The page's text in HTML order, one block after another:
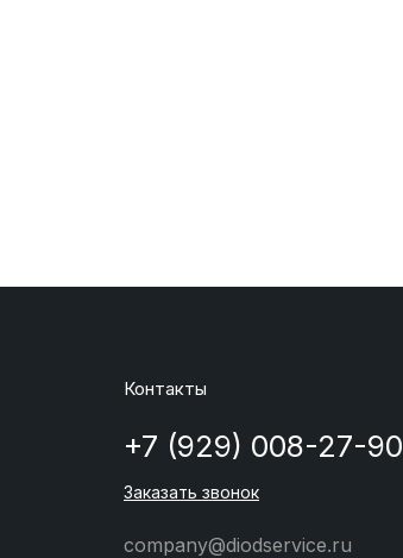
Контакты
+7 (929) 008-27-90
Заказать звонок
company@diodservice.ru